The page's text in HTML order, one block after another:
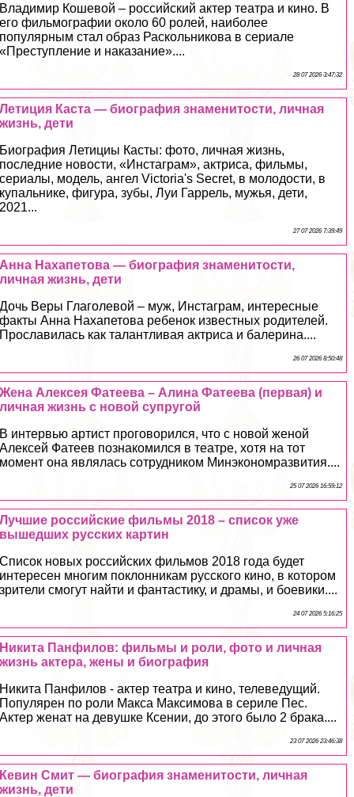
Владимир Кошевой – российский актер театра и кино. В
его фильмографии около 60 ролей, наиболее
популярным стал образ Раскольникова в сериале
«Преступление и наказание»....
28 07 2026 3:47:32
Летиция Каста — биография знаменитости, личная
жизнь, дети
Биография Летициы Касты: фото, личная жизнь,
последние новости, «Инстаграм», актриса, фильмы,
сериалы, модель, ангел Victoria's Secret, в молодости, в
купальнике, фигура, зубы, Луи Гаррель, мужья, дети,
2021...
27 07 2026 7:39:49
Анна Нахапетова — биография знаменитости,
личная жизнь, дети
Дочь Веры Глаголевой – муж, Инстаграм, интересные
факты Анна Нахапетова ребенок известных родителей.
Прославилась как талантливая актриса и балерина....
26 07 2026 8:50:48
Жена Алексея Фатеева – Алина Фатеева (первая) и
личная жизнь с новой супругой
В интервью артист проговорился, что с новой женой
Алексей Фатеев познакомился в театре, хотя на тот
момент она являлась сотрудником Минэкономразвития....
25 07 2026 16:59:12
Лучшие российские фильмы 2018 – список уже
вышедших русских картин
Список новых российских фильмов 2018 года будет
интересен многим поклонникам русского кино, в котором
зрители смогут найти и фантастику, и драмы, и боевики....
24 07 2026 5:16:25
Никита Панфилов: фильмы и роли, фото и личная
жизнь актера, жены и биография
Никита Панфилов - актер театра и кино, телеведущий.
Популярен по роли Макса Максимова в сериле Пес.
Актер женат на дeвyшке Ксении, до этого было 2 бpaка....
23 07 2026 23:46:38
Кевин Смит — биография знаменитости, личная
жизнь, дети